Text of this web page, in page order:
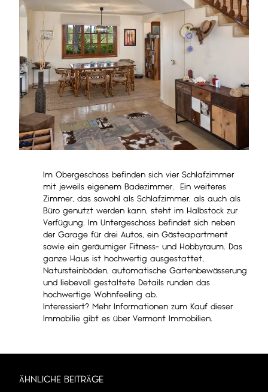
Im Obergeschoss befinden sich vier Schlafzimmer
mit jeweils eigenem Badezimmer. Ein weiteres
Zimmer, das sowohl als Schlafzimmer, als auch als
Büro genutzt werden kann, steht im Halbstock zur
Verfügung. Im Untergeschoss befindet sich neben
der Garage für drei Autos, ein Gästeapartment
sowie ein geräumiger Fitness- und Hobbyraum. Das
ganze Haus ist hochwertig ausgestattet,
Natursteinböden, automatische Gartenbewässerung
und liebevoll gestaltete Details runden das
hochwertige Wohnfeeling ab.
Interessiert? Mehr Informationen zum Kauf dieser
Immobilie gibt es über Vermont Immobilien.
ÄHNLICHE BEITRÄGE